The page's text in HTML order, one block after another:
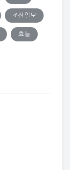
조선일보
효능